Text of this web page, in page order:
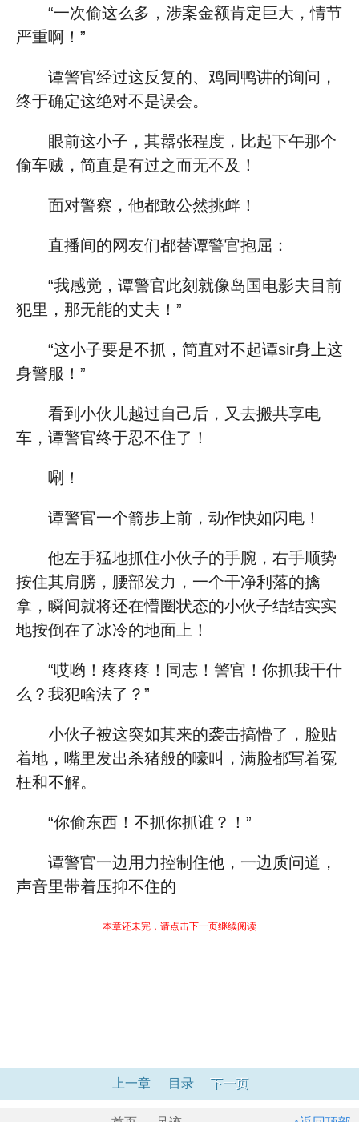
“一次偷这么多，涉案金额肯定巨大，情节
严重啊！”
谭警官经过这反复的、鸡同鸭讲的询问，
终于确定这绝对不是误会。
眼前这小子，其嚣张程度，比起下午那个
偷车贼，简直是有过之而无不及！
面对警察，他都敢公然挑衅！
直播间的网友们都替谭警官抱屈：
“我感觉，谭警官此刻就像岛国电影夫目前
犯里，那无能的丈夫！”
“这小子要是不抓，简直对不起谭sir身上这
身警服！”
看到小伙儿越过自己后，又去搬共享电
车，谭警官终于忍不住了！
唰！
谭警官一个箭步上前，动作快如闪电！
他左手猛地抓住小伙子的手腕，右手顺势
按住其肩膀，腰部发力，一个干净利落的擒
拿，瞬间就将还在懵圈状态的小伙子结结实实
地按倒在了冰冷的地面上！
“哎哟！疼疼疼！同志！警官！你抓我干什
么？我犯啥法了？”
小伙子被这突如其来的袭击搞懵了，脸贴
着地，嘴里发出杀猪般的嚎叫，满脸都写着冤
枉和不解。
“你偷东西！不抓你抓谁？！”
谭警官一边用力控制住他，一边质问道，
声音里带着压抑不住的
本章还未完，请点击下一页继续阅读
上一章 目录 下一页